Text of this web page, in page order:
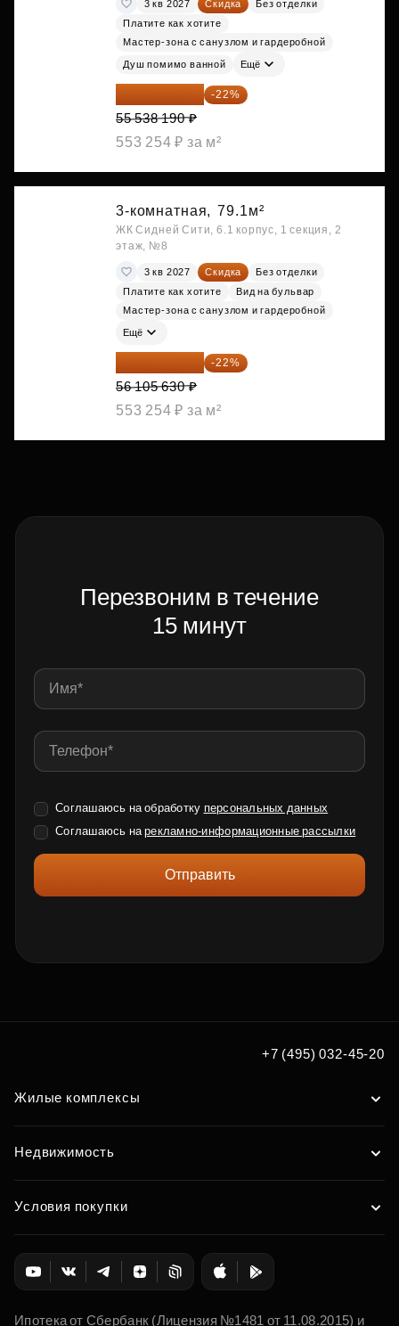
3 кв 2027 Скидка
Без отделки
Платите как хотите
Мастер-зона с санузлом и гардеробной
Душ помимо ванной Ещё
43 319 788 ₽ -22%
55 538 190 ₽
553 254 ₽ за м²
3-комнатная, 79.1м²
ЖК Сидней Сити, 6.1 корпус, 1 секция, 2
этаж, №8
3 кв 2027 Скидка
Без отделки
Платите как хотите
Вид на бульвар
Мастер-зона с санузлом и гардеробной
Ещё
43 762 391 ₽ -22%
56 105 630 ₽
553 254 ₽ за м²
Перезвоним в течение
15 минут
Соглашаюсь на обработку персональных данных
Соглашаюсь нарекламно-информационные рассылки
Отправить
+7 (495) 032-45-20
Жилые комплексы
Недвижимость
Условия покупки
Ипотека от Сбербанк (Лицензия №1481 от 11.08.2015) и